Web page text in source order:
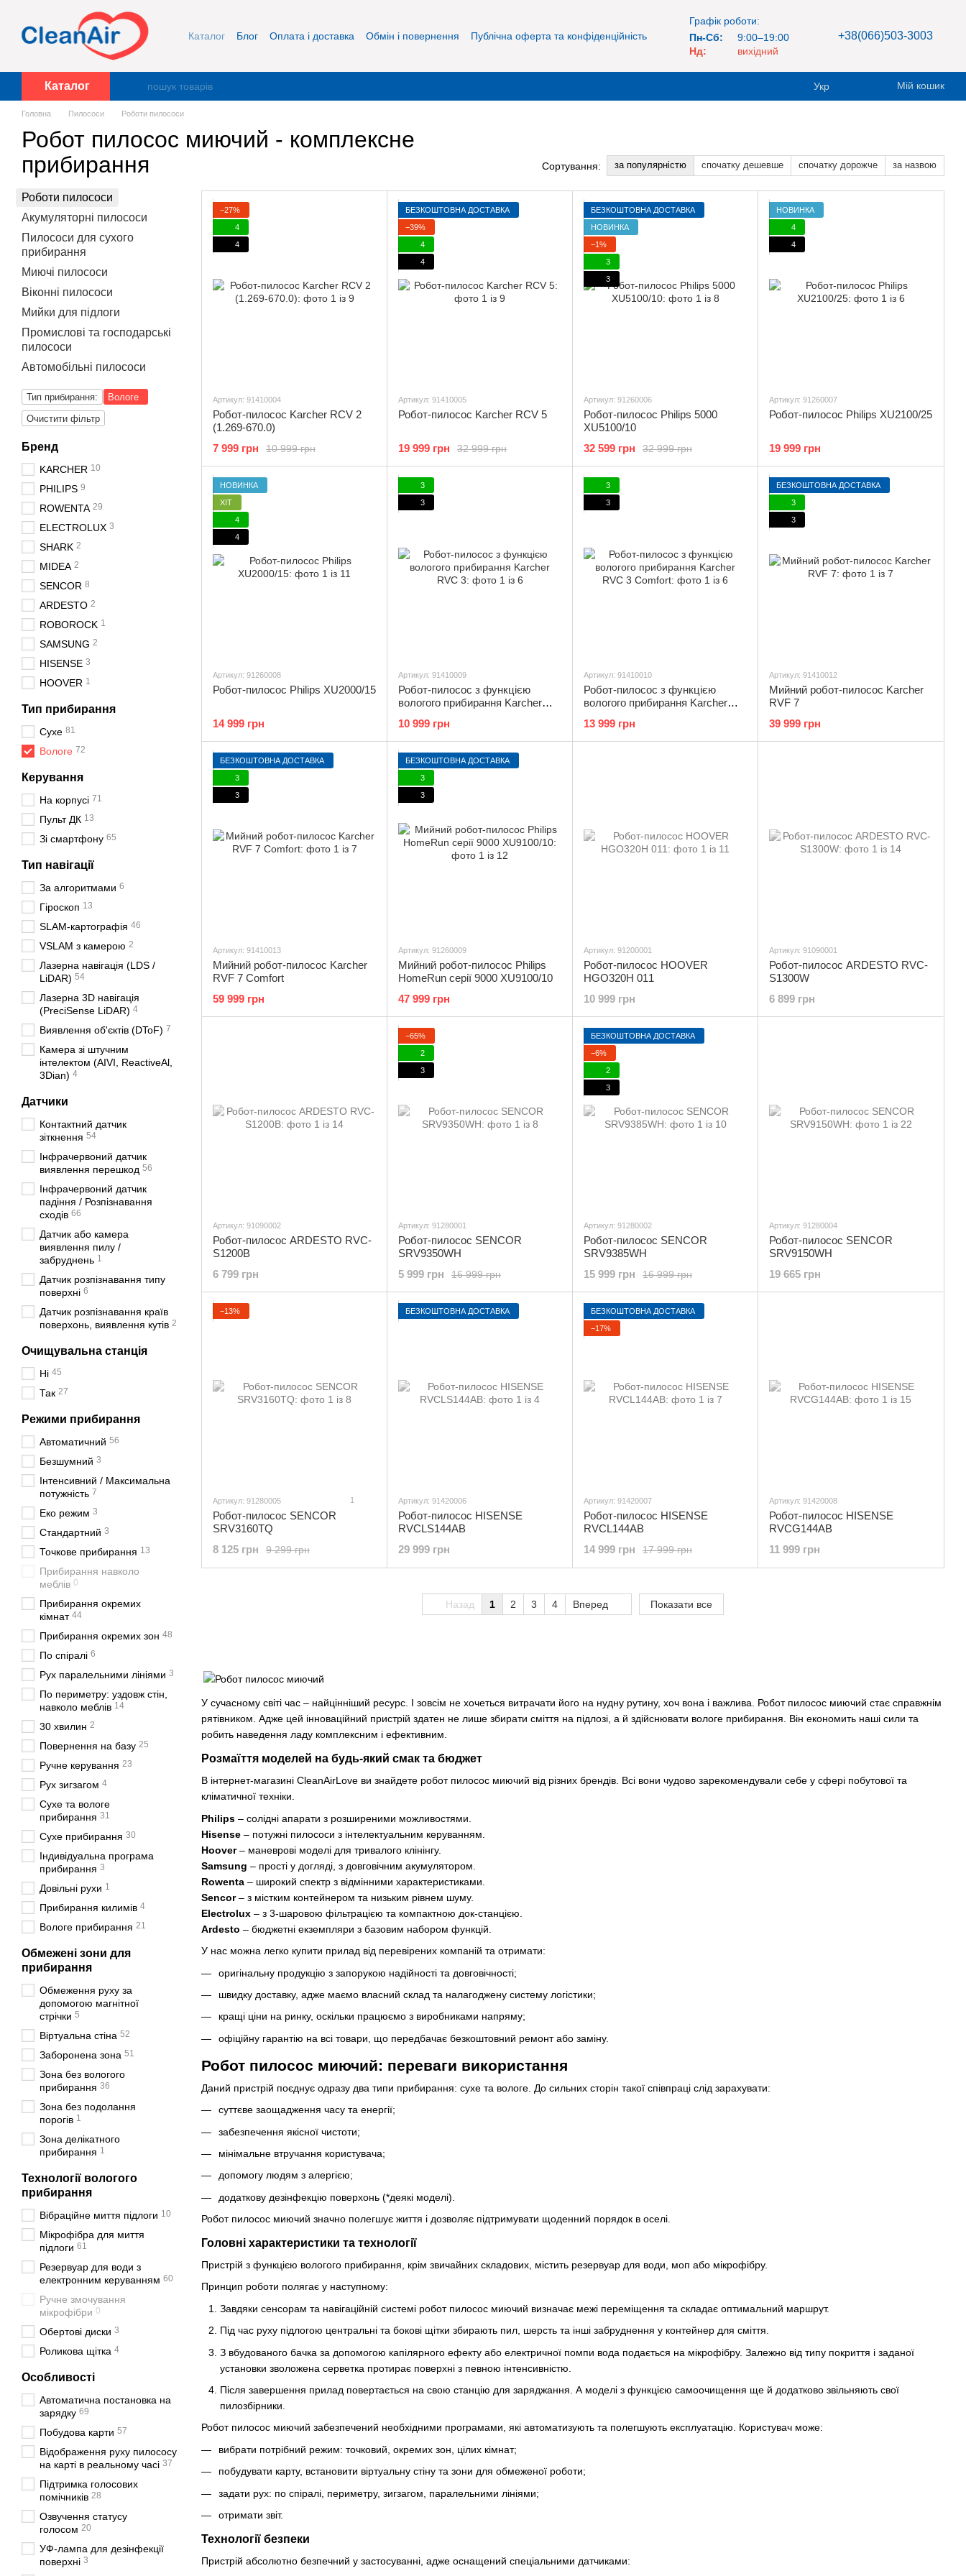
Перейти до основного контенту
Каталог Блог Оплата і доставка Обмін і повернення
Публічна оферта та конфіденційність
Графік роботи:
Пн-Сб:
9:00–19:00
Нд:
вихідний
+38(066)503-3003
Каталог Укр Мій кошик
Головна Пилососи Роботи пилососи
Робот пилосос миючий - комплексне
прибирання
Сортування: за популярністю спочатку дешевше спочатку дорожче за назвою
У сучасному світі час – найцінніший ресурс. І зовсім не хочеться витрачати його на нудну рутину, хоч вона і важлива. Робот пилосос миючий стає справжнім
рятівником. Адже цей інноваційний пристрій здатен не лише збирати сміття на підлозі, а й здійснювати вологе прибирання. Він економить наші сили та
робить наведення ладу комплексним і ефективним.
Розмаїття моделей на будь-який смак та бюджет
В інтернет-магазині CleanAirLove ви знайдете робот пилосос миючий від різних брендів. Всі вони чудово зарекомендували себе у сфері побутової та
кліматичної техніки.
Philips – солідні апарати з розширеними можливостями.
Hisense – потужні пилососи з інтелектуальним керуванням.
Hoover– маневрові моделі для тривалого клінінгу.
Samsung – прості у догляді, з довговічним акумулятором.
Rowenta – широкий спектр з відмінними характеристиками.
Sencor– з містким контейнером та низьким рівнем шуму.
Electrolux – з 3-шаровою фільтрацією та компактною док-станцією.
Ardesto – бюджетні екземпляри з базовим набором функцій.
У нас можна легко купити прилад від перевірених компаній та отримати:
оригінальну продукцію з запорукою надійності та довговічності;
швидку доставку, адже маємо власний склад та налагоджену систему логістики;
кращі ціни на ринку, оскільки працюємо з виробниками напряму;
офіційну гарантію на всі товари, що передбачає безкоштовний ремонт або заміну.
Робот пилосос миючий: переваги використання
Даний пристрій поєднує одразу два типи прибирання: сухе та вологе. До сильних сторін такої співпраці слід зарахувати:
суттєве заощадження часу та енергії;
забезпечення якісної чистоти;
мінімальне втручання користувача;
допомогу людям з алергією;
додаткову дезінфекцію поверхонь (*деякі моделі).
Робот пилосос миючий значно полегшує життя і дозволяє підтримувати щоденний порядок в оселі.
Головні характеристики та технології
Пристрій з функцією вологого прибирання, крім звичайних складових, містить резервуар для води, моп або мікрофібру.
Принцип роботи полягає у наступному:
Завдяки сенсорам та навігаційній системі робот пилосос миючий визначає межі переміщення та складає оптимальний маршрут.
Під час руху підлогою центральні та бокові щітки збирають пил, шерсть та інші забруднення у контейнер для сміття.
З вбудованого бачка за допомогою капілярного ефекту або електричної помпи вода подається на мікрофібру. Залежно від типу покриття і заданої
установки зволожена серветка протирає поверхні з певною інтенсивністю.
Після завершення прилад повертається на свою станцію для заряджання. А моделі з функцією самоочищення ще й додатково звільняють свої
пилозбірники.
Робот пилосос миючий забезпечений необхідними програмами, які автоматизують та полегшують експлуатацію. Користувач може:
вибрати потрібний режим: точковий, окремих зон, цілих кімнат;
побудувати карту, встановити віртуальну стіну та зони для обмеженої роботи;
задати рух: по спіралі, периметру, зигзагом, паралельними лініями;
отримати звіт.
Технології безпеки
Пристрій абсолютно безпечний у застосуванні, адже оснащений спеціальними датчиками:
−27%
4
4
Артикул: 91410004
Робот-пилосос Karcher RCV 2
(1.269-670.0)
10 999 грн
7 999 грн
БЕЗКОШТОВНА ДОСТАВКА
−39%
4
4
Артикул: 91410005
Робот-пилосос Karcher RCV 5
32 999 грн
19 999 грн
БЕЗКОШТОВНА ДОСТАВКА
НОВИНКА
−1%
3
3
Артикул: 91260006
Робот-пилосос Philips 5000
XU5100/10
32 999 грн
32 599 грн
НОВИНКА
4
4
Артикул: 91260007
Робот-пилосос Philips XU2100/25
19 999 грн
НОВИНКА
ХІТ
4
4
Артикул: 91260008
Робот-пилосос Philips XU2000/15
14 999 грн
3
3
Артикул: 91410009
Робот-пилосос з функцією
вологого прибирання Karcher
10 999 грн
3
3
Артикул: 91410010
Робот-пилосос з функцією
вологого прибирання Karcher
13 999 грн
БЕЗКОШТОВНА ДОСТАВКА
3
3
Артикул: 91410012
Мийний робот-пилосос Karcher
RVF 7
39 999 грн
БЕЗКОШТОВНА ДОСТАВКА
3
3
Артикул: 91410013
Мийний робот-пилосос Karcher
RVF 7 Comfort
59 999 грн
БЕЗКОШТОВНА ДОСТАВКА
3
3
Артикул: 91260009
Мийний робот-пилосос Philips
HomeRun серії 9000 XU9100/10
47 999 грн
Артикул: 91200001
Робот-пилосос HOOVER
HGO320H 011
10 999 грн
Артикул: 91090001
Робот-пилосос ARDESTO RVC-
S1300W
6 899 грн
Артикул: 91090002
Робот-пилосос ARDESTO RVC-
S1200B
6 799 грн
−65%
2
3
Артикул: 91280001
Робот-пилосос SENCOR
SRV9350WH
16 999 грн
5 999 грн
БЕЗКОШТОВНА ДОСТАВКА
−6%
2
3
Артикул: 91280002
Робот-пилосос SENCOR
SRV9385WH
16 999 грн
15 999 грн
Артикул: 91280004
Робот-пилосос SENCOR
SRV9150WH
19 665 грн
−13%
Артикул: 91280005 1
Робот-пилосос SENCOR
SRV3160TQ
9 299 грн
8 125 грн
БЕЗКОШТОВНА ДОСТАВКА
Артикул: 91420006
Робот-пилосос HISENSE
RVCLS144AB
29 999 грн
БЕЗКОШТОВНА ДОСТАВКА
−17%
Артикул: 91420007
Робот-пилосос HISENSE
RVCL144AB
17 999 грн
14 999 грн
Артикул: 91420008
Робот-пилосос HISENSE
RVCG144AB
11 999 грн
Назад 1 2 3 4 Вперед Показати все
Роботи пилососи
Акумуляторні пилососи
Пилососи для сухого
прибирання
Миючі пилососи
Віконні пилососи
Мийки для підлоги
Промислові та господарські
пилососи
Автомобільні пилососи
Тип прибирання:
Вологе
Очистити фільтр
Бренд
KARCHER 10
PHILIPS 9
ROWENTA 29
ELECTROLUX 3
SHARK 2
MIDEA 2
SENCOR 8
ARDESTO 2
ROBOROCK 1
SAMSUNG 2
HISENSE 3
HOOVER 1
Тип прибирання
Сухе 81
Вологе 72
Керування
На корпусі 71
Пульт ДК 13
Зі смартфону 65
Тип навігації
За алгоритмами 6
Гіроскоп 13
SLAM-картографія 46
VSLAM з камерою 2
Лазерна навігація (LDS /
LiDAR) 54
Лазерна 3D навігація
(PreciSense LiDAR) 4
Виявлення об'єктів (DToF) 7
Камера зі штучним
інтелектом (AIVI, ReactiveAl,
3Dian) 4
Датчики
Контактний датчик
зіткнення 54
Інфрачервоний датчик
виявлення перешкод 56
Інфрачервоний датчик
падіння / Розпізнавання
сходів 66
Датчик або камера
виявлення пилу /
забруднень 1
Датчик розпізнавання типу
поверхні 6
Датчик розпізнавання країв
поверхонь, виявлення кутів 2
Очищувальна станція
Ні 45
Так 27
Режими прибирання
Автоматичний 56
Безшумний 3
Інтенсивний / Максимальна
потужність 7
Еко режим 3
Стандартний 3
Точкове прибирання 13
Прибирання навколо
меблів 0
Прибирання окремих
кімнат 44
Прибирання окремих зон 48
По спіралі 6
Рух паралельними лініями 3
По периметру: уздовж стін,
навколо меблів 14
30 хвилин 2
Повернення на базу 25
Ручне керування 23
Рух зигзагом 4
Сухе та вологе
прибирання 31
Сухе прибирання 30
Індивідуальна програма
прибирання 3
Довільні рухи 1
Прибирання килимів 4
Вологе прибирання 21
Обмежені зони для
прибирання
Обмеження руху за
допомогою магнітної
стрічки 5
Віртуальна стіна 52
Заборонена зона 51
Зона без вологого
прибирання 36
Зона без подолання
порогів 1
Зона делікатного
прибирання 1
Технології вологого
прибирання
Вібраційне миття підлоги 10
Мікрофібра для миття
підлоги 61
Резервуар для води з
електронним керуванням 60
Ручне змочування
мікрофібри 0
Обертові диски 3
Роликова щітка 4
Особливості
Автоматична постановка на
зарядку 69
Побудова карти 57
Відображення руху пилососу
на карті в реальному часі 37
Підтримка голосових
помічників 28
Озвучення статусу
голосом 20
УФ-лампа для дезінфекції
поверхні 3